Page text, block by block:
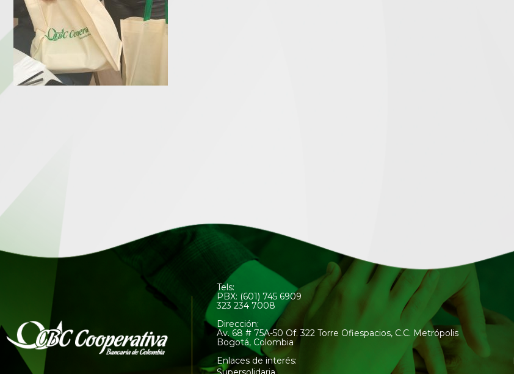
Tels:
PBX: (601) 745 6909
323 234 7008
Dirección:
Av. 68 # 75A-50 Of. 322 Torre Ofiespacios, C.C. Metrópolis
Bogotá, Colombia
Enlaces de interés: